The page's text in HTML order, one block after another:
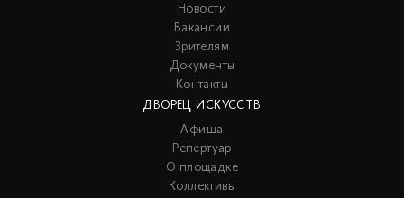
Новости
Вакансии
Зрителям
Документы
Контакты
ДВОРЕЦ ИСКУССТВ
Афиша
Репертуар
О площадке
Коллективы